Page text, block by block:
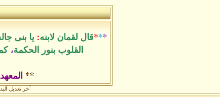
*
*
*قال لقمان لابنه: يا بنى
القلوب بنور الحكمة،
**
آخر تعديل البدوي يوم